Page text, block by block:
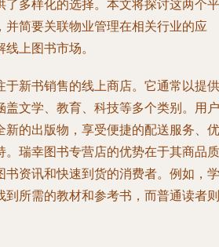
了多样化的选择。本文将探讨这两个平
并简要关联物业管理在相关行业的应
上图书市场。
于新书销售的线上商店。它通常以提供
盖文学、教育、科技等多个类别。用户
新的出版物，享受便捷的配送服务、优
。瑞幸图书专营店的优势在于其商品质
书资讯和快速到货的消费者。例如，学
到所需的教材和参考书，而普通读者则